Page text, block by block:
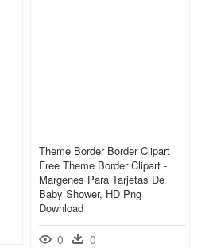
Theme Border Border Clipart
Free Theme Border Clipart -
Margenes Para Tarjetas De
Baby Shower, HD Png
Download
0 0